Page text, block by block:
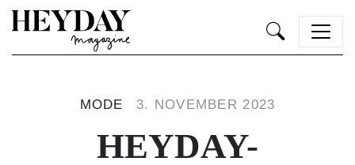
MODE 3. NOVEMBER 2023
HEYDAY-